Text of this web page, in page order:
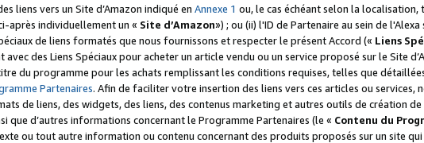
liens vers un Site d’Amazon indiqué en Annexe 1 ou, le cas échéant selon la
après individuellement un « Site d’Amazon») ; ou (ii) l'ID de Partenaire au sein de
de liens formatés que nous fournissons et respecter le présent Accord (« Liens
des Liens Spéciaux pour acheter un article vendu ou un service proposé sur le Site
du programme pour les achats remplissant les conditions requises, telles que
Partenaires. Afin de faciliter votre insertion des liens vers ces articles ou
de liens, des widgets, des liens, des contenus marketing et autres outils de création
que d’autres informations concernant le Programme Partenaires (le « Contenu du
ou tout autre information ou contenu concernant des produits proposés sur un site qui